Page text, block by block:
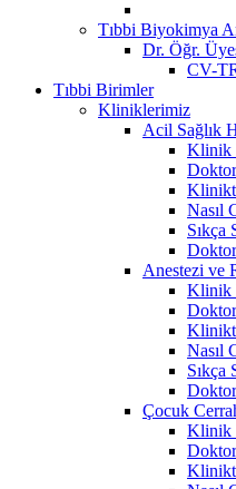
Tıbbi Biyokimya
Dr. Öğr.
CV-
Tıbbi Birimler
Kliniklerimiz
Acil Sağlık
Klinik
Doktor
Nasıl
Sıkça
Anestezi ve
Klinik
Doktor
Nasıl
Sıkça
Çocuk
Klinik
Doktor